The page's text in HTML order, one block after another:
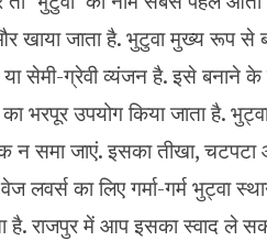
और खाया जाता है. भुटुवा मुख्य रूप
सेमी-ग्रेवी व्यंजन है. इसे बनाने के
भरपूर उपयोग किया जाता है.
समा जाएं. इसका तीखा, चटपटा
का लिए गर्मा-गर्म भुट्वा
है. राजपुर में आप इसका स्वाद ले